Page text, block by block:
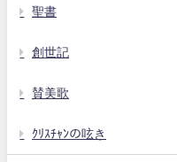
聖書
創世記
賛美歌
ｸﾘｽﾁｬﾝの呟き